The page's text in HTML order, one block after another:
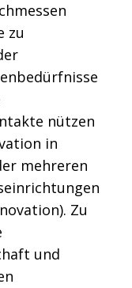
zu
nützen
in
mehreren
Zu
und